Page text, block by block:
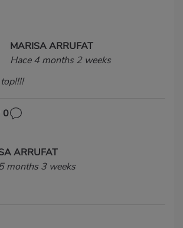
MARISA ARRUFAT
Hace 4 months 2 weeks
0
ARRUFAT
months 3 weeks